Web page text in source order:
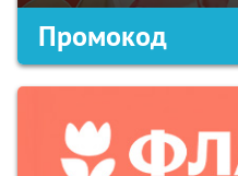
Промокод